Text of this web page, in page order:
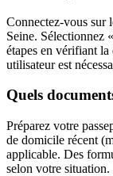
Connectez-vous sur
Seine. Sélectionnez
étapes en vérifiant
utilisateur est
Quels
Préparez votre
de domicile récent
applicable. Des
selon votre situation.